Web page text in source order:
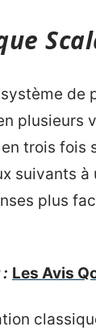
de
plusieurs
trois fois
suivants
plus
Les Avis